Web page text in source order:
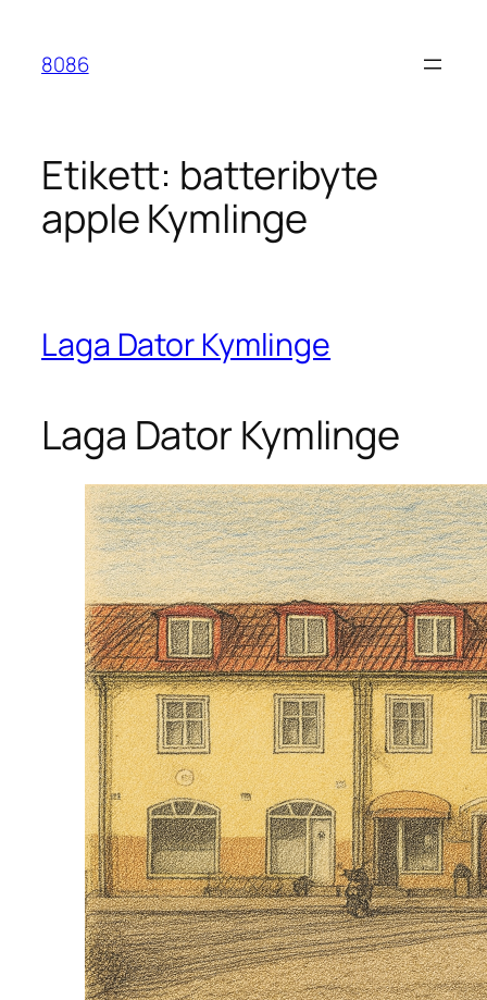
innehåll
8086
Etikett: batteribyte
apple Kymlinge
Laga Dator Kymlinge
Laga Dator Kymlinge